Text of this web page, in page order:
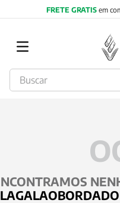
FRETE GRATISem
Buscar
TERMOS MAIS
5º byung chul han